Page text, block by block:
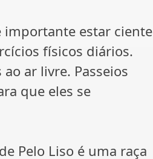
importante estar ciente
físicos diários.
ar livre. Passeios
que eles se
Pelo Liso é uma raça